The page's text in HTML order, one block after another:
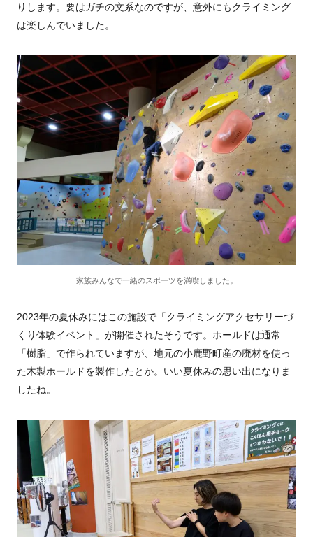
りします。要はガチの文系なのですが、意外にもクライミング
は楽しんでいました。
家族みんなで一緒のスポーツを満喫しました。
2023年の夏休みにはこの施設で「クライミングアクセサリーづ
くり体験イベント」が開催されたそうです。ホールドは通常
「樹脂」で作られていますが、地元の小鹿野町産の廃材を使っ
た木製ホールドを製作したとか。いい夏休みの思い出になりま
したね。